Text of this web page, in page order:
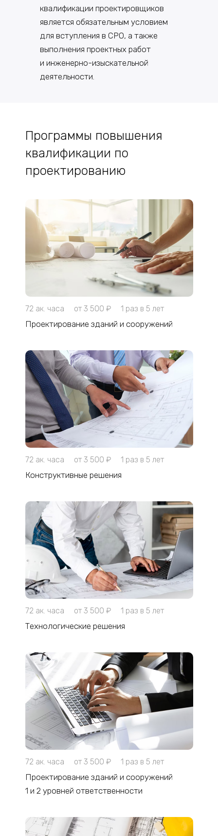
квалификации проектировщиков
является обязательным условием
для вступления в СРО, а также
выполнения проектных работ
и инженерно-изыскательной
деятельности.
Программы повышения
квалификации по
проектированию
72 ак. часа от 3 500 ₽ 1 раз в 5 лет
Проектирование зданий и сооружений
72 ак. часа от 3 500 ₽ 1 раз в 5 лет
Конструктивные решения
72 ак. часа от 3 500 ₽ 1 раз в 5 лет
Технологические решения
72 ак. часа от 3 500 ₽ 1 раз в 5 лет
Проектирование зданий и сооружений
1 и 2 уровней ответственности